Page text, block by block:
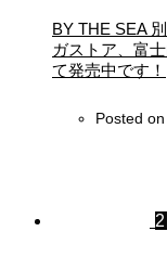
BY THE SEA
ガストア、富
て発売中です！
Posted on
2